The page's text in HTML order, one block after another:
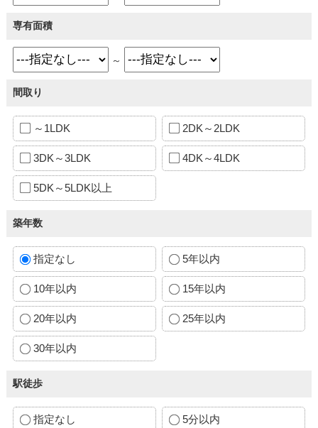
専有面積
～
間取り
～1LDK 2DK～2LDK
3DK～3LDK 4DK～4LDK
5DK～5LDK以上
築年数
指定なし 5年以内
10年以内 15年以内
20年以内 25年以内
30年以内
駅徒歩
指定なし 5分以内